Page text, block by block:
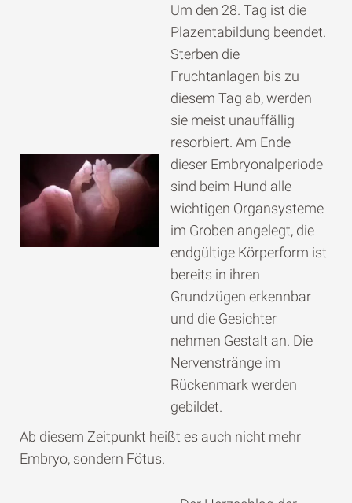
Um den 28. Tag ist die
Plazentabildung beendet.
Sterben die
Fruchtanlagen bis zu
diesem Tag ab, werden
sie meist unauffällig
resorbiert. Am Ende
dieser Embryonalperiode
sind beim Hund alle
wichtigen Organsysteme
im Groben angelegt, die
endgültige Körperform ist
bereits in ihren
Grundzügen erkennbar
und die Gesichter
nehmen Gestalt an. Die
Nervenstränge im
Rückenmark werden
gebildet.
Ab diesem Zeitpunkt heißt es auch nicht mehr
Embryo, sondern Fötus.